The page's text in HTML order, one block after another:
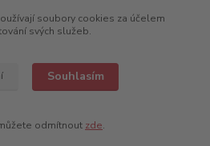
(c) 2022
soubory cookies za účelem
svých služeb.
Souhlasím
odmítnout zde.